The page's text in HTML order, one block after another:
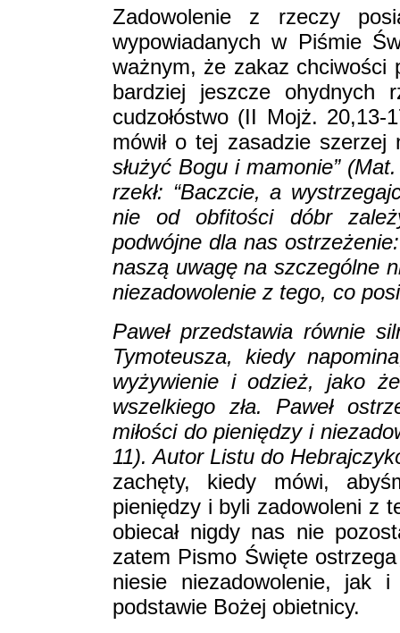
Zadowolenie z rzeczy
wypowiadanych w Piśmie
ważnym, że zakaz chciwości
bardziej jeszcze ohydnych
cudzołóstwo (II Mojż.
mówił o tej zasadzie
służyć Bogu i mamonie”
rzekł: “Baczcie, a
nie od obfitości dóbr
podwójne dla nas
naszą uwagę na szczególne
niezadowolenie z tego, co
Paweł przedstawia równie
Tymoteusza, kiedy
wyżywienie i odzież, jako
wszelkiego zła. Paweł
miłości do pieniędzy i
11). Autor Listu do
zachęty, kiedy mówi,
pieniędzy i byli zadowoleni z
obiecał nigdy nas nie
zatem Pismo Święte
niesie niezadowolenie, jak
podstawie Bożej obietnicy.